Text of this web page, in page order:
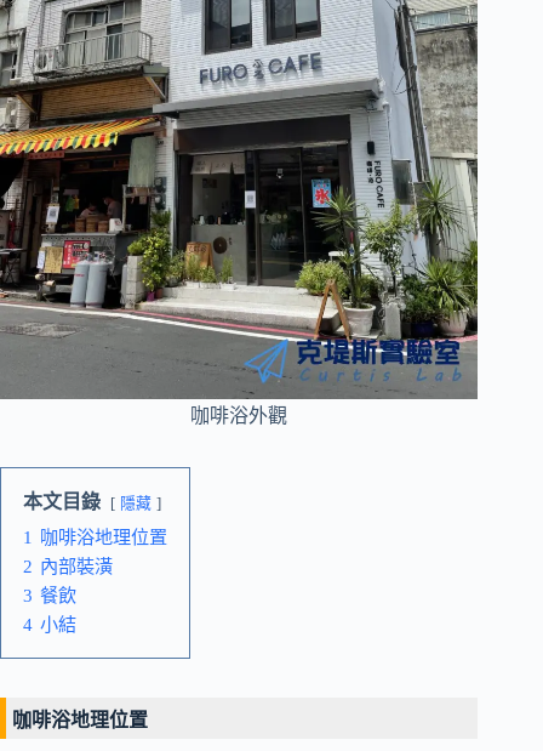
咖啡浴外觀
本文目錄 隱藏
1
咖啡浴地理位置
2 內部裝潢
3 餐飲
4 小結
咖啡浴地理位置